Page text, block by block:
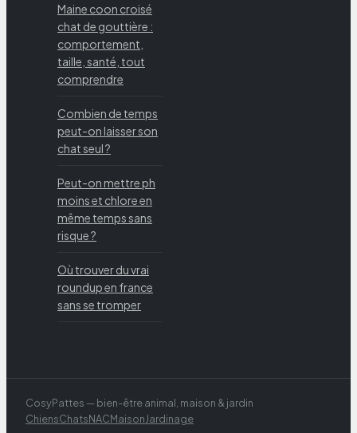
Maine coon croisé
chat de gouttière :
comportement,
taille, santé, tout
comprendre
Combien de temps
peut-on laisser son
chat seul ?
Peut-on mettre ph
moins et chlore en
même temps sans
risque ?
Où trouver du vrai
roundup en france
sans se tromper
CosyPattes — bien-être animal, maison & jardin
ChiensChatsNACMaisonJardinage